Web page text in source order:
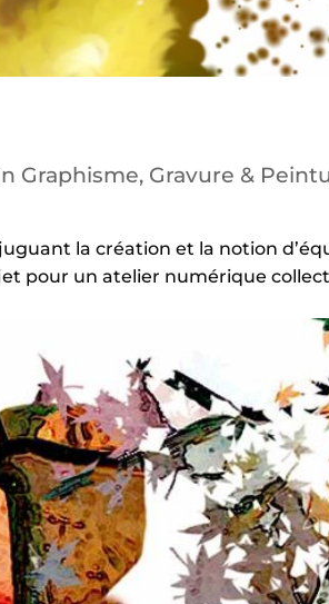
Graphisme, Gravure &
la création et la notion
pour un atelier numérique